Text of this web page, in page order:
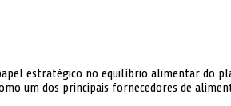
estratégico no equilíbrio alimentar do
um dos principais fornecedores de